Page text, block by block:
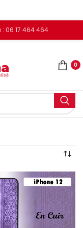
06 17 464 464
0